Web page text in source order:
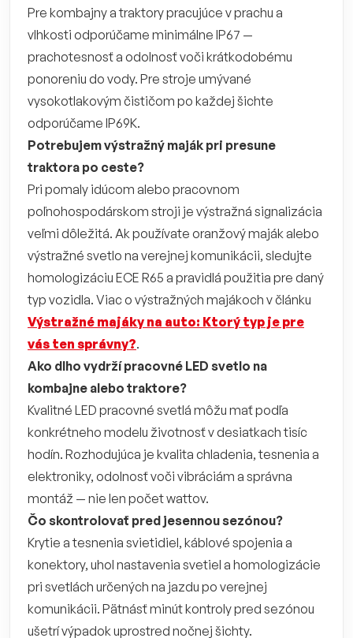
Pre kombajny a traktory pracujúce v prachu a
vlhkosti odporúčame minimálne IP67 —
prachotesnosť a odolnosť voči krátkodobému
ponoreniu do vody. Pre stroje umývané
vysokotlakovým čističom po každej šichte
odporúčame IP69K.
Potrebujem výstražný maják pri presune
traktora po ceste?
Pri pomaly idúcom alebo pracovnom
poľnohospodárskom stroji je výstražná signalizácia
veľmi dôležitá. Ak používate oranžový maják alebo
výstražné svetlo na verejnej komunikácii, sledujte
homologizáciu ECE R65 a pravidlá použitia pre daný
typ vozidla. Viac o výstražných majákoch v článku
Výstražné majáky na auto: Ktorý typ je pre
vás ten správny?.
Ako dlho vydrží pracovné LED svetlo na
kombajne alebo traktore?
Kvalitné LED pracovné svetlá môžu mať podľa
konkrétneho modelu životnosť v desiatkach tisíc
hodín. Rozhodujúca je kvalita chladenia, tesnenia a
elektroniky, odolnosť voči vibráciám a správna
montáž — nie len počet wattov.
Čo skontrolovať pred jesennou sezónou?
Krytie a tesnenia svietidiel, káblové spojenia a
konektory, uhol nastavenia svetiel a homologizácie
pri svetlách určených na jazdu po verejnej
komunikácii. Pätnásť minút kontroly pred sezónou
ušetrí výpadok uprostred nočnej šichty.